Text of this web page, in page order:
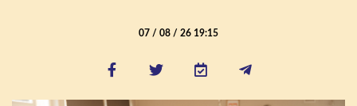
07 / 08 / 26 19:15